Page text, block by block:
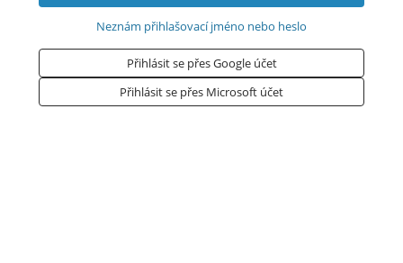
Neznám přihlašovací jméno nebo heslo
Přihlásit se přes Google účet
Přihlásit se přes Microsoft účet